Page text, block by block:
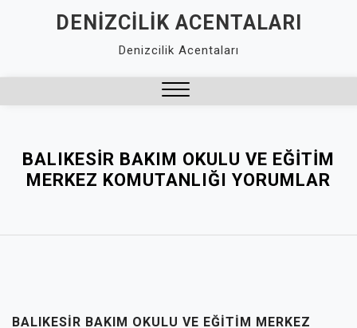
DENIZCILIK ACENTALARI
Denizcilik Acentaları
BALIKESIR BAKIM OKULU VE EĞITIM
MERKEZ KOMUTANLIĞI YORUMLAR
BALIKESIR BAKIM OKULU VE EĞITIM MERKEZ